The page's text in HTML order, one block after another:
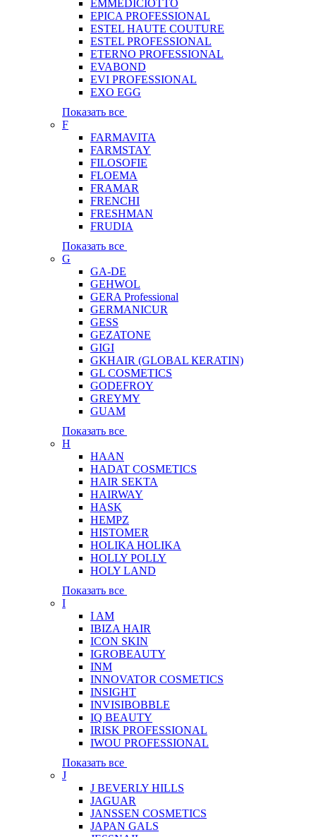
EMMEDICIOTTO
EPICA PROFESSIONAL
ESTEL HAUTE COUTURE
ESTEL PROFESSIONAL
ETERNO PROFESSIONAL
EVABOND
EVI PROFESSIONAL
EXO EGG
Показать все
F
FARMAVITA
FARMSTAY
FILOSOFIE
FLOEMA
FRAMAR
FRENCHI
FRESHMAN
FRUDIA
Показать все
G
GA-DE
GEHWOL
GERA Professional
GERMANICUR
GESS
GEZATONE
GIGI
GKHAIR (GLOBAL КЕRATIN)
GL COSMETICS
GODEFROY
GREYMY
GUAM
Показать все
H
HAAN
HADAT COSMETICS
HAIR SEKTA
HAIRWAY
HASK
HEMPZ
HISTOMER
HOLIKA HOLIKA
HOLLY POLLY
HOLY LAND
Показать все
I
I AM
IBIZA HAIR
ICON SKIN
IGROBEAUTY
INM
INNOVATOR COSMETICS
INSIGHT
INVISIBOBBLE
IQ BEAUTY
IRISK PROFESSIONAL
IWOU PROFESSIONAL
Показать все
J
J BEVERLY HILLS
JAGUAR
JANSSEN COSMETICS
JAPAN GALS